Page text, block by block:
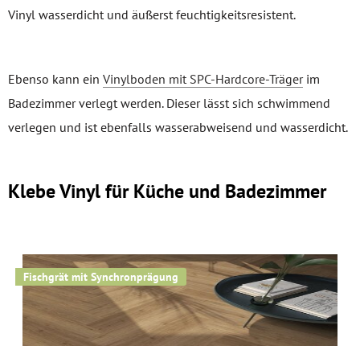
Vinyl wasserdicht und äußerst feuchtigkeitsresistent.
Ebenso kann ein Vinylboden mit SPC-Hardcore-Trägerim
Badezimmer verlegt werden. Dieser lässt sich schwimmend
verlegen und ist ebenfalls wasserabweisend und wasserdicht.
Klebe Vinyl für Küche und Badezimmer
Fischgrät mit Synchronprägung